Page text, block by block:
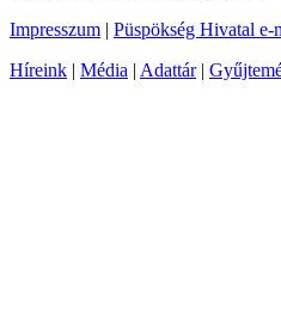
Impresszum | Püspökség Hivatal e-
Híreink | Média | Adattár|